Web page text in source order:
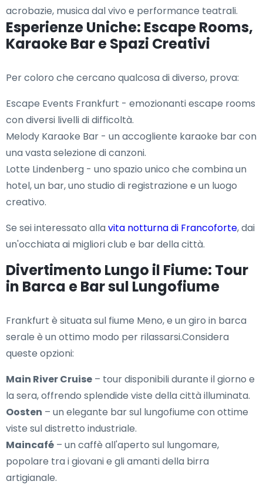
acrobazie, musica dal vivo e performance teatrali.
Esperienze Uniche: Escape Rooms,
Karaoke Bar e Spazi Creativi
Per coloro che cercano qualcosa di diverso, prova:
Escape Events Frankfurt - emozionanti escape rooms
con diversi livelli di difficoltà.
Melody Karaoke Bar - un accogliente karaoke bar con
una vasta selezione di canzoni.
Lotte Lindenberg - uno spazio unico che combina un
hotel, un bar, uno studio di registrazione e un luogo
creativo.
Se sei interessato allavita notturna di Francoforte, dai
un'occhiata ai migliori club e bar della città.
Divertimento Lungo il Fiume: Tour
in Barca e Bar sul Lungofiume
Frankfurt è situata sul fiume Meno, e un giro in barca
serale è un ottimo modo per rilassarsi.Considera
queste opzioni:
Main River Cruise – tour disponibili durante il giorno e
la sera, offrendo splendide viste della città illuminata.
Oosten – un elegante bar sul lungofiume con ottime
viste sul distretto industriale.
Maincafé – un caffè all'aperto sul lungomare,
popolare tra i giovani e gli amanti della birra
artigianale.